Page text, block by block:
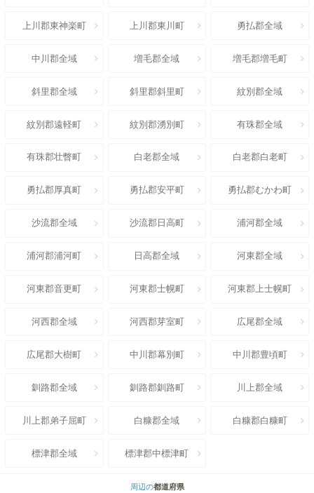
上川郡東神楽町 上川郡東川町 勇払郡全域
中川郡全域 増毛郡全域 増毛郡増毛町
斜里郡全域 斜里郡斜里町 紋別郡全域
紋別郡遠軽町 紋別郡湧別町 有珠郡全域
有珠郡壮瞥町 白老郡全域 白老郡白老町
勇払郡厚真町 勇払郡安平町 勇払郡むかわ町
沙流郡全域 沙流郡日高町 浦河郡全域
浦河郡浦河町 日高郡全域 河東郡全域
河東郡音更町 河東郡士幌町 河東郡上士幌町
河西郡全域 河西郡芽室町 広尾郡全域
広尾郡大樹町 中川郡幕別町 中川郡豊頃町
釧路郡全域 釧路郡釧路町 川上郡全域
川上郡弟子屈町 白糠郡全域 白糠郡白糠町
標津郡全域 標津郡中標津町
周辺の都道府県